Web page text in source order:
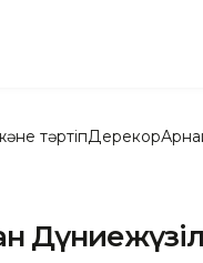
тәртіпДерекқор